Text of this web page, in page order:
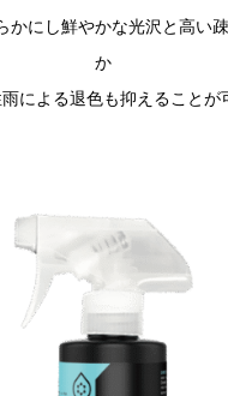
かにし鮮やかな光沢と高い
か
による退色も抑えることが